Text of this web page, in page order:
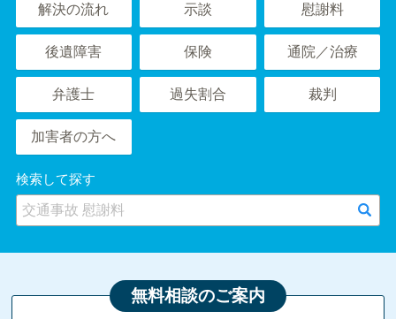
解決の流れ 示談 慰謝料
後遺障害 保険 通院／治療
弁護士 過失割合 裁判
加害者の方へ
検索して探す
無料相談のご案内